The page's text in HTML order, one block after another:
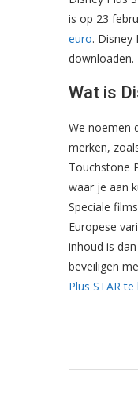
is op 23
euro. Disney
downloaden.
Wat is
We noemen
merken,
Touchstone
waar je aan
Speciale
Europese
inhoud is
beveiligen
Plus STAR